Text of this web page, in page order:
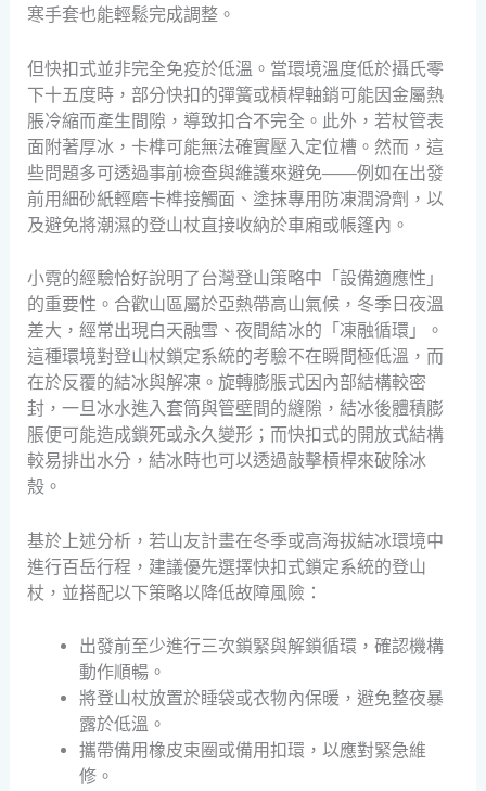
寒手套也能輕鬆完成調整。
但快扣式並非完全免疫於低溫。當環境溫度低於攝氏零
下十五度時，部分快扣的彈簧或槓桿軸銷可能因金屬熱
脹冷縮而產生間隙，導致扣合不完全。此外，若杖管表
面附著厚冰，卡榫可能無法確實壓入定位槽。然而，這
些問題多可透過事前檢查與維護來避免——例如在出發
前用細砂紙輕磨卡榫接觸面、塗抹專用防凍潤滑劑，以
及避免將潮濕的登山杖直接收納於車廂或帳篷內。
小霓的經驗恰好說明了台灣登山策略中「設備適應性」
的重要性。合歡山區屬於亞熱帶高山氣候，冬季日夜溫
差大，經常出現白天融雪、夜間結冰的「凍融循環」。
這種環境對登山杖鎖定系統的考驗不在瞬間極低溫，而
在於反覆的結冰與解凍。旋轉膨脹式因內部結構較密
封，一旦冰水進入套筒與管壁間的縫隙，結冰後體積膨
脹便可能造成鎖死或永久變形；而快扣式的開放式結構
較易排出水分，結冰時也可以透過敲擊槓桿來破除冰
殼。
基於上述分析，若山友計畫在冬季或高海拔結冰環境中
進行百岳行程，建議優先選擇快扣式鎖定系統的登山
杖，並搭配以下策略以降低故障風險：
出發前至少進行三次鎖緊與解鎖循環，確認機構
動作順暢。
將登山杖放置於睡袋或衣物內保暖，避免整夜暴
露於低溫。
攜帶備用橡皮束圈或備用扣環，以應對緊急維
修。